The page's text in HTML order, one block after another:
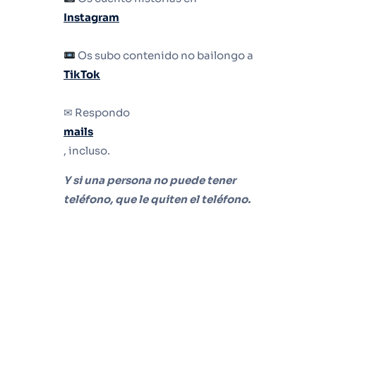
Instagram
Os subo contenido no bailongo a
TikTok
✉ Respondo
mails
, incluso.
Y si una persona no puede tener
teléfono, que le quiten el teléfono.